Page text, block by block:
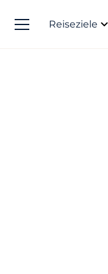
Reiseziele